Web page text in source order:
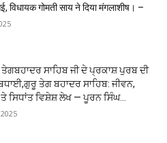
विधायक गोमती साय ने दिया मंगलाशीष। –
ਸਾਹਿਬ ਜੀ ਦੇ ਪ੍ਰਕਾਸ਼ ਪੁਰਬ ਦੀ
ਤੇਗ ਬਹਾਦਰ ਸਾਹਿਬ: ਜੀਵਨ,
ਸਿਧਾਂਤ ਵਿਸ਼ੇਸ਼ ਲੇਖ — ਪੂਰਨ ਸਿੰਘ...